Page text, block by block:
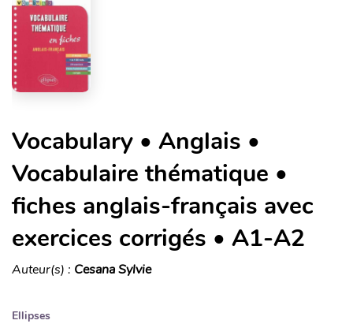
Vocabulary • Anglais •
Vocabulaire thématique •
fiches anglais-français avec
exercices corrigés • A1-A2
Auteur(s) : Cesana Sylvie
Ellipses